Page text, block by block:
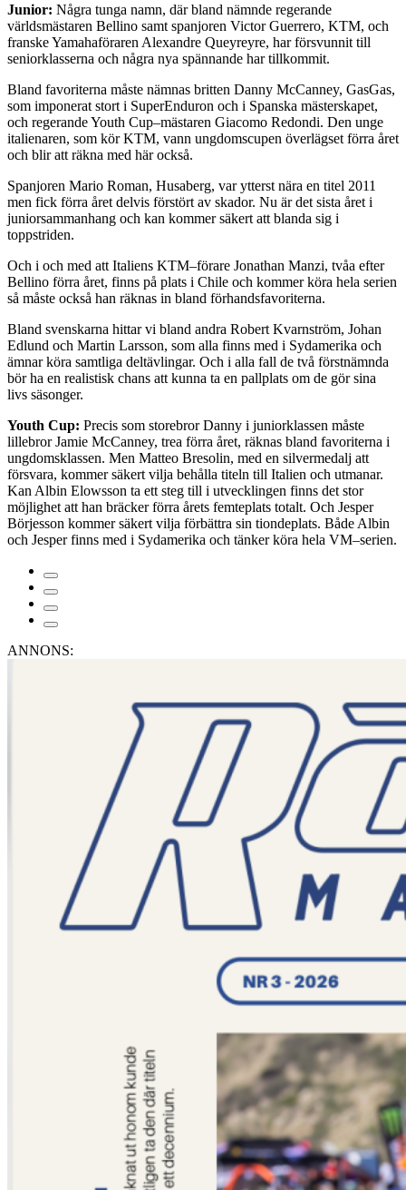
Junior: Några tunga namn, där bland nämnde regerande
världsmästaren Bellino samt spanjoren Victor Guerrero, KTM, och
franske Yamahaföraren Alexandre Queyreyre, har försvunnit till
seniorklasserna och några nya spännande har tillkommit.
Bland favoriterna måste nämnas britten Danny McCanney, GasGas,
som imponerat stort i SuperEnduron och i Spanska mästerskapet,
och regerande Youth Cup–mästaren Giacomo Redondi. Den unge
italienaren, som kör KTM, vann ungdomscupen överlägset förra året
och blir att räkna med här också.
Spanjoren Mario Roman, Husaberg, var ytterst nära en titel 2011
men fick förra året delvis förstört av skador. Nu är det sista året i
juniorsammanhang och kan kommer säkert att blanda sig i
toppstriden.
Och i och med att Italiens KTM–förare Jonathan Manzi, tvåa efter
Bellino förra året, finns på plats i Chile och kommer köra hela serien
så måste också han räknas in bland förhandsfavoriterna.
Bland svenskarna hittar vi bland andra Robert Kvarnström, Johan
Edlund och Martin Larsson, som alla finns med i Sydamerika och
ämnar köra samtliga deltävlingar. Och i alla fall de två förstnämnda
bör ha en realistisk chans att kunna ta en pallplats om de gör sina
livs säsonger.
Youth Cup: Precis som storebror Danny i juniorklassen måste
lillebror Jamie McCanney, trea förra året, räknas bland favoriterna i
ungdomsklassen. Men Matteo Bresolin, med en silvermedalj att
försvara, kommer säkert vilja behålla titeln till Italien och utmanar.
Kan Albin Elowsson ta ett steg till i utvecklingen finns det stor
möjlighet att han bräcker förra årets femteplats totalt. Och Jesper
Börjesson kommer säkert vilja förbättra sin tiondeplats. Både Albin
och Jesper finns med i Sydamerika och tänker köra hela VM–serien.
ANNONS: